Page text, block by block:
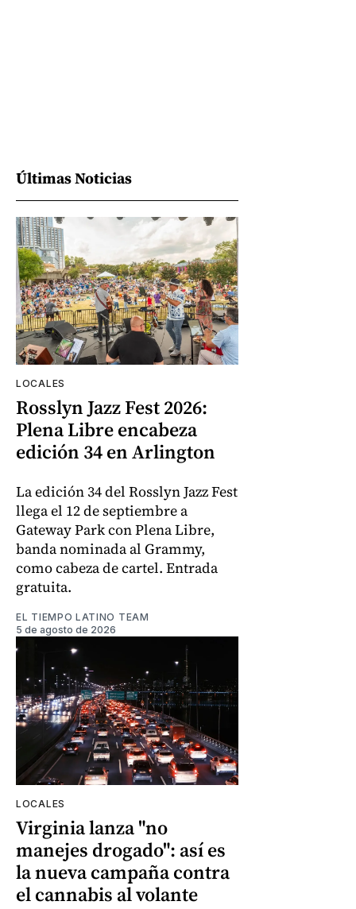
Últimas Noticias
LOCALES
Rosslyn Jazz Fest 2026:
Plena Libre encabeza
edición 34 en Arlington
La edición 34 del Rosslyn Jazz Fest
llega el 12 de septiembre a
Gateway Park con Plena Libre,
banda nominada al Grammy,
como cabeza de cartel. Entrada
gratuita.
EL TIEMPO LATINO TEAM
5 de agosto de 2026
LOCALES
Virginia lanza "no
manejes drogado": así es
la nueva campaña contra
el cannabis al volante